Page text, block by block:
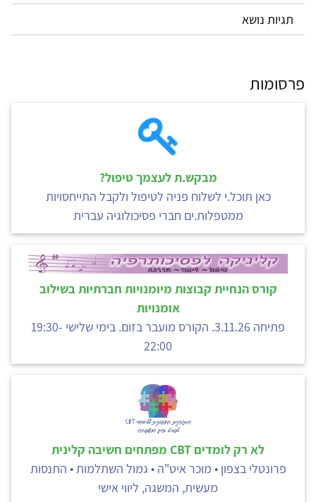
תגיות נושא
פרסומות
מבקש.ת לעצמך טיפול?
כאן תוכל.י לשלוח פניה לטיפול ולקבל התייחסויות
ממטפלות.ים חברי פסיכולוגיה עברית
קורס הנחיית קבוצות מיומנויות חברתיות בשילוב
אומנויות
פתיחה 3.11.26. הקורס מועבר בזום. בימי שלישי 19:30-
22:00
לא רק לומדים CBT מפתחים חשיבה קלינית
פרונטלי בצפון • מוכר איט"ה • גמול השתלמות • התנסות
מעשית, המשגה, ליווי אישי